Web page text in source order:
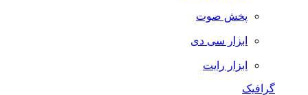
پخش صوت
ابزار سی دی
ابزار رایت
گرافیک